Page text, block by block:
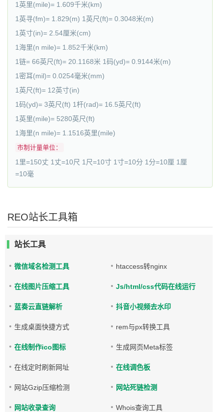
1英里(mile)= 1.609千米(km)
1英寻(fm)= 1.829(m) 1英尺(ft)= 0.3048米(m)
1英寸(in)= 2.54厘米(cm)
1海里(n mile)= 1.852千米(km)
1链= 66英尺(ft)= 20.1168米 1码(yd)= 0.9144米(m)
1密耳(mil)= 0.0254毫米(mm)
1英尺(ft)= 12英寸(in)
1码(yd)= 3英尺(ft) 1杆(rad)= 16.5英尺(ft)
1英里(mile)= 5280英尺(ft)
1海里(n mile)= 1.1516英里(mile)
市制计量单位：
1里=150丈 1丈=10尺 1尺=10寸 1寸=10分 1分=10厘 1厘
=10毫
REO站长工具箱
站长工具
微信域名检测工具 htaccess转nginx
在线图片压缩工具 Js/html/css代码在线运行
蓝奏云直链解析 抖音小视频去水印
生成桌面快捷方式 rem与px转换工具
在线制作ico图标 生成网页Meta标签
在线定时刷新网址 在线调色板
网站Gzip压缩检测 网站死链检测
网站收录查询 Whois查询工具